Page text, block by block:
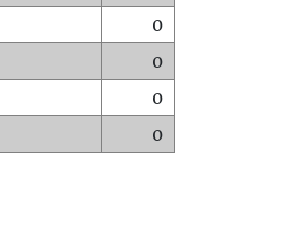
0
0
0
0